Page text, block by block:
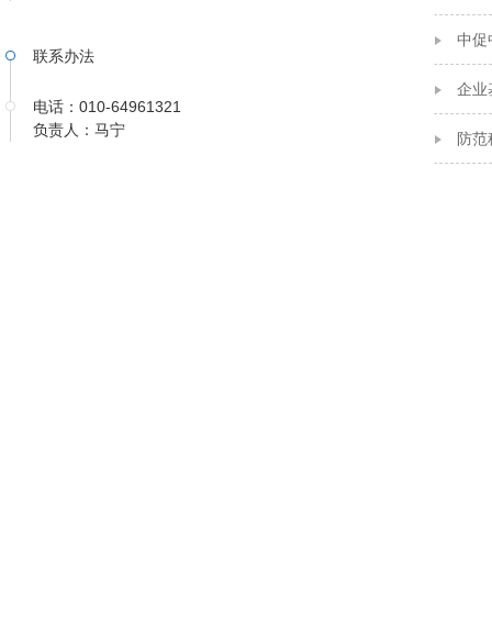
联系办法
电话：010-64961321
负责人：马宁
中促
企业
防